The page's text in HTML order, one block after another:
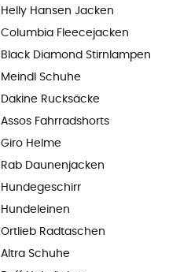
Helly Hansen Jacken
Columbia Fleecejacken
Black Diamond Stirnlampen
Meindl Schuhe
Dakine Rucksäcke
Assos Fahrradshorts
Giro Helme
Rab Daunenjacken
Hundegeschirr
Hundeleinen
Ortlieb Radtaschen
Altra Schuhe